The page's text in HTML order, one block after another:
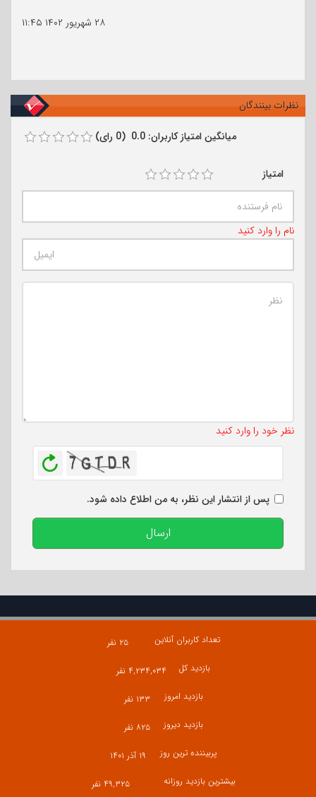
۲۸ شهریور ۱۴۰۲
۱۱:۴۵
نظرات بینندگان
میانگین امتیاز کاربران: 0.0 (0 رای)
امتیاز
نام را وارد کنید
نظر خود را وارد کنید
پس از انتشار این نظر، به من اطلاع داده شود.
ارسال
تعداد کاربران آنلاین
۲۵ نفر
بازدید کل
۴,۲۳۴,۰۳۴ نفر
بازدید امروز
۱۳۳ نفر
بازدید دیروز
۸۲۵ نفر
پربیننده ترین روز
۱۹ آذر ۱۴۰۱
بیشترین بازدید روزانه
۴۹,۳۲۵ نفر